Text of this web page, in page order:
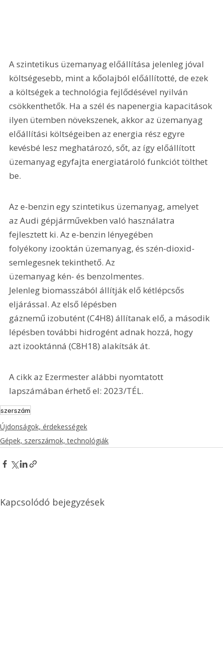
A szintetikus üzemanyag előállítása jelenleg jóval
költségesebb, mint a kőolajból előállítotté, de ezek
a költségek a technológia fejlődésével nyilván
csökkenthetők. Ha a szél és napenergia kapacitások
ilyen ütemben növekszenek, akkor az üzemanyag
előállítási költségeiben az energia rész egyre
kevésbé lesz meghatározó, sőt, az így előállított
üzemanyag egyfajta energiatároló funkciót tölthet
be.
Az e-benzin egy szintetikus üzemanyag, amelyet
az Audi gépjárművekben való használatra
fejlesztett ki. Az e-benzin lényegében
folyékony izooktán üzemanyag, és szén-dioxid-
semlegesnek tekinthető. Az
üzemanyag kén- és benzolmentes.
Jelenleg biomasszából állítják elő kétlépcsős
eljárással. Az első lépésben
gáznemű izobutént (C4H8) állítanak elő, a második
lépésben további hidrogént adnak hozzá, hogy
azt izooktánná (C8H18) alakítsák át.
A cikk az Ezermester alábbi nyomtatott
lapszámában érhető el: 2023/TÉL.
szerszám
Újdonságok, érdekességek
Gépek, szerszámok, technológiák
Kapcsolódó bejegyzések